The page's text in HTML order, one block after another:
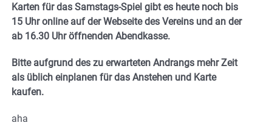
Karten für das Samstags-Spiel gibt es heute noch bis
15 Uhr online auf der Webseite des Vereins und an der
ab 16.30 Uhr öffnenden Abendkasse.
Bitte aufgrund des zu erwarteten Andrangs mehr Zeit
als üblich einplanen für das Anstehen und Karte
kaufen.
aha